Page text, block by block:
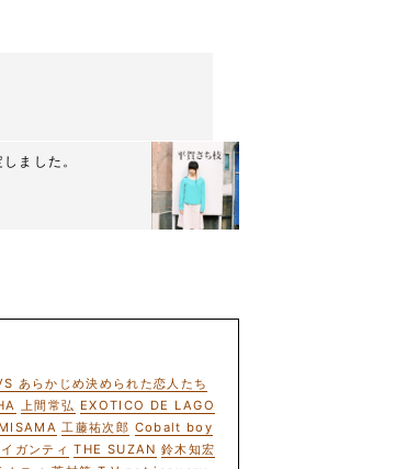
ました。
あらかじめ決められた恋人たち
上間常弘 EXOTICO DE LAGO
工藤祐次郎 Cobalt boy
ガンティ THE SUZAN 鈴木知宏